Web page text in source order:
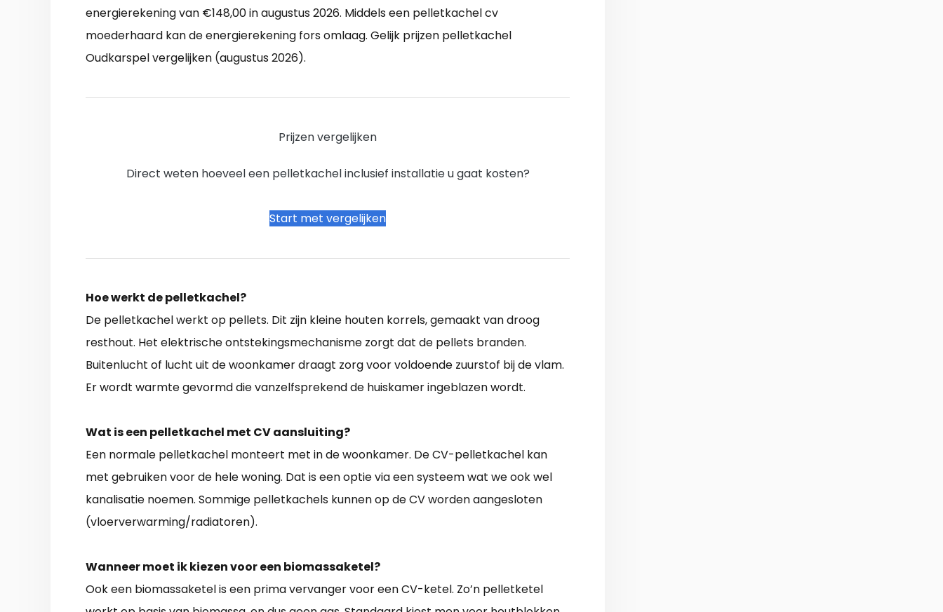
energierekening van €148,00 in augustus 2026. Middels een pelletkachel cv
moederhaard kan de energierekening fors omlaag. Gelijk prijzen pelletkachel
Oudkarspel vergelijken (augustus 2026).
Prijzen vergelijken
Direct weten hoeveel een pelletkachel inclusief installatie u gaat kosten?
Start met vergelijken
Hoe werkt de pelletkachel?
De pelletkachel werkt op pellets. Dit zijn kleine houten korrels, gemaakt van droog
resthout. Het elektrische ontstekingsmechanisme zorgt dat de pellets branden.
Buitenlucht of lucht uit de woonkamer draagt zorg voor voldoende zuurstof bij de vlam.
Er wordt warmte gevormd die vanzelfsprekend de huiskamer ingeblazen wordt.
Wat is een pelletkachel met CV aansluiting?
Een normale pelletkachel monteert met in de woonkamer. De CV-pelletkachel kan
met gebruiken voor de hele woning. Dat is een optie via een systeem wat we ook wel
kanalisatie noemen. Sommige pelletkachels kunnen op de CV worden aangesloten
(vloerverwarming/radiatoren).
Wanneer moet ik kiezen voor een biomassaketel?
Ook een biomassaketel is een prima vervanger voor een CV-ketel. Zo’n pelletketel